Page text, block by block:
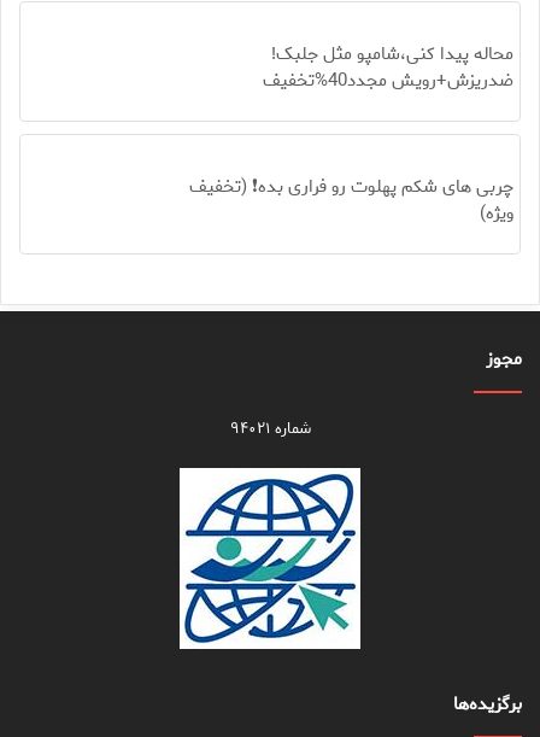
محاله پیدا کنی،شامپو مثل جلبک!
ضدریزش+رویش مجدد40%تخفیف
چربی های شکم پهلوت رو فراری بده❗ (تخفیف
ویژه)
مجوز
شماره ۹۴۰۲۱
برگزیده‌ها